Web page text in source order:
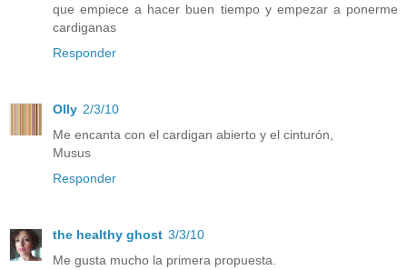
que empiece a hacer buen tiempo y empezar a ponerme
cardiganas
Responder
Olly 2/3/10
Me encanta con el cardigan abierto y el cinturón,
Musus
Responder
the healthy ghost 3/3/10
Me gusta mucho la primera propuesta.